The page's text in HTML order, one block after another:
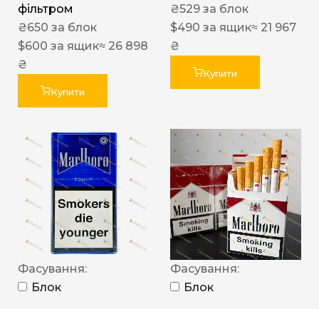
фільтром
₴650 за блок
$600 за ящик≈ 26 898
₴
Купити
₴529 за блок
$490 за ящик≈ 21 967
₴
Купити
Фасування:
Блок
Фасування:
Блок